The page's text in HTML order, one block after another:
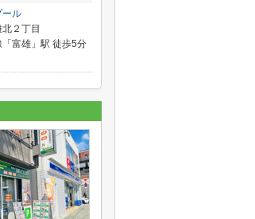
ール
２丁目
富雄」駅 徒歩5分